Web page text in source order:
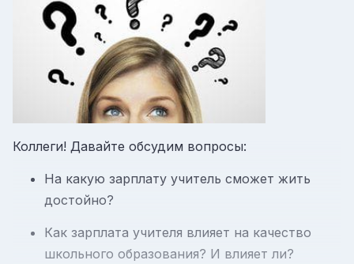
Коллеги! Давайте обсудим вопросы:
На какую зарплату учитель сможет жить
достойно?
Как зарплата учителя влияет на качество
школьного образования? И влияет ли?